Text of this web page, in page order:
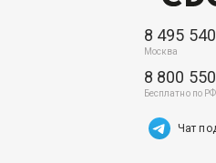
8 495
8 800
Чат